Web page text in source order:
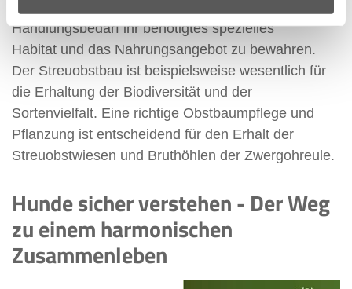
Handlungsbedarf ihr benötigtes spezielles
Habitat und das Nahrungsangebot zu bewahren.
Der Streuobstbau ist beispielsweise wesentlich für
die Erhaltung der Biodiversität und der
Sortenvielfalt. Eine richtige Obstbaumpflege und
Pflanzung ist entscheidend für den Erhalt der
Streuobstwiesen und Bruthöhlen der Zwergohreule.
Hunde sicher verstehen - Der Weg
zu einem harmonischen
Zusammenleben